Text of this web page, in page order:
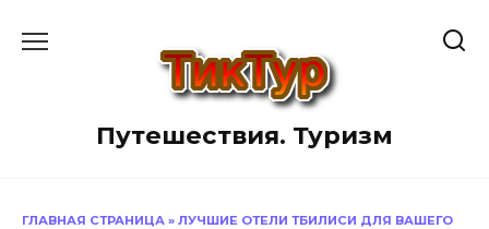
Путешествия. Туризм
ГЛАВНАЯ СТРАНИЦА » ЛУЧШИЕ ОТЕЛИ ТБИЛИСИ ДЛЯ ВАШЕГО